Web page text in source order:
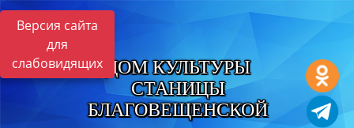
Версия сайта
для
слабовидящих
ДОМ КУЛЬТУРЫ
СТАНИЦЫ
БЛАГОВЕЩЕНСКОЙ